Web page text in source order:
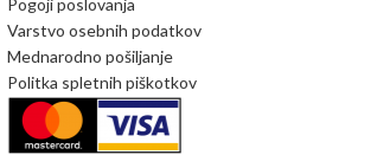
Varstvo osebnih podatkov
Mednarodno pošiljanje
Politka spletnih piškotkov